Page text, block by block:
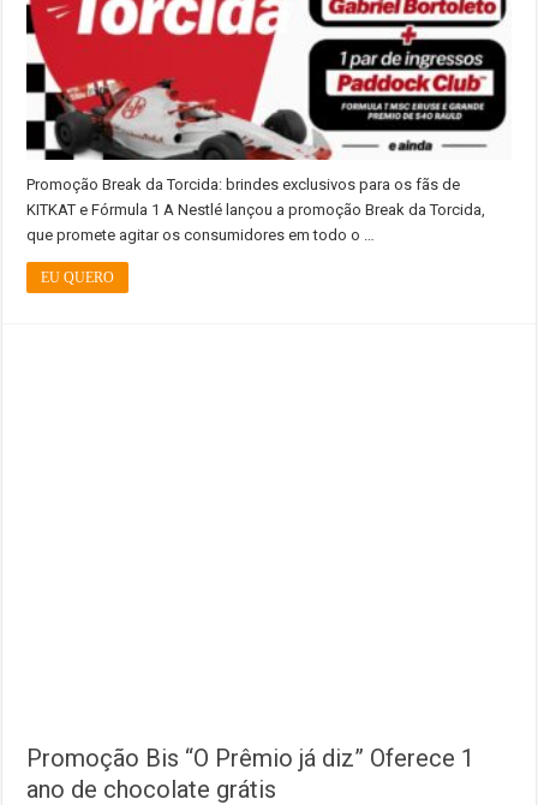
Promoção Break da Torcida: brindes exclusivos para os fãs de
KITKAT e Fórmula 1 A Nestlé lançou a promoção Break da Torcida,
que promete agitar os consumidores em todo o …
EU QUERO
Promoção Bis “O Prêmio já diz” Oferece 1
ano de chocolate grátis